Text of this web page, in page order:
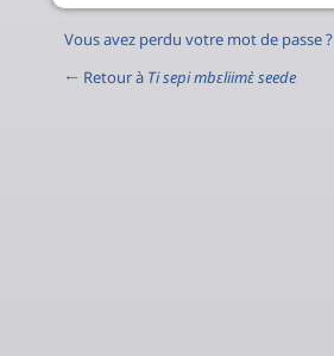
Vous avez perdu votre mot de passe ?
← Retour à Ti sepi mbɛliimɛ̀ seede